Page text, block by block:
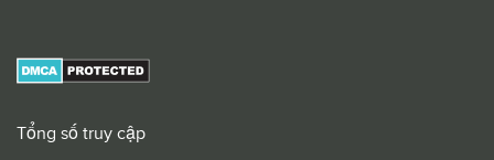
Tổng số truy cập